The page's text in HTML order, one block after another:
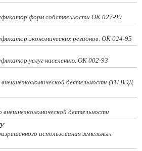
форм собственности ОК 027-99
экономических регионов. ОК 024-95
услуг населению. ОК 002-93
внешнеэкономической деятельности (ТН ВЭД
внешнеэкономической деятельности
использования земельных